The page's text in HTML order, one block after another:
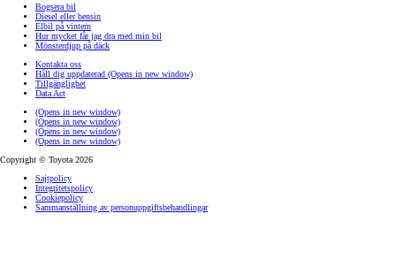
Bogsera bil
Diesel eller bensin
Elbil på vintern
Hur mycket får jag dra med min bil
Mönsterdjup på däck
Kontakta oss
Håll dig uppdaterad (Opens in new window)
Tillgänglighet
Data Act
(Opens in new window)
(Opens in new window)
(Opens in new window)
(Opens in new window)
Copyright © Toyota 2026
Sajtpolicy
Integritetspolicy
Cookiepolicy
Sammanställning av personuppgiftsbehandlingar